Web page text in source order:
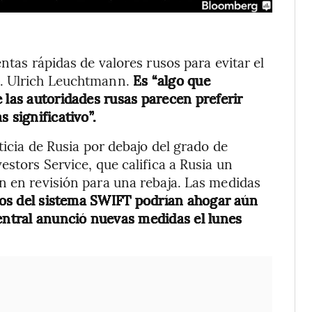
rápidas de valores rusos para evitar el
Ulrich Leuchtmann. Es “algo que
autoridades rusas parecen preferir
significativo”.
de Rusia por debajo del grado de
Service, que califica a Rusia un
en revisión para una rebaja. Las medidas
del sistema SWIFT podrían ahogar aún
anunció nuevas medidas el lunes